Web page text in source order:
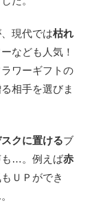
現代では枯れ
なども人気！
ワーギフトの
相手を選びま
クに置けるブ
も…。例えば赤
ＵＰができ